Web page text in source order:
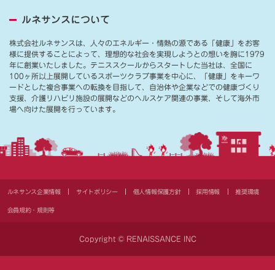
ルネサンスについて
株式会社ルネサンスは、人々のエネルギー・情熱の源である「健康」をお客
様に提供することによって、理想的な社会を実現しようとの想いを胸に1979
年に創業いたしました。テニススクールからスタートした当社は、全国に
100ヶ所以上展開しているスポーツクラブ事業を中心に、「健康」をキーワ
ードとした複合事業への転換を目指して、自治体や企業などでの健康づくり
支援、介護リハビリ施設の展開などのヘルスケア関連の事業、そして海外市
場へ向けた展開を行っています。
ルネサンス企業情報 サイトポリシー 個人情報保護方針 採用情報 推奨環境
会員規約・規則等
Copyright © RENAISSANCE INC